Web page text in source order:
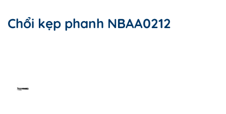
Chổi kẹp phanh NBAA0212